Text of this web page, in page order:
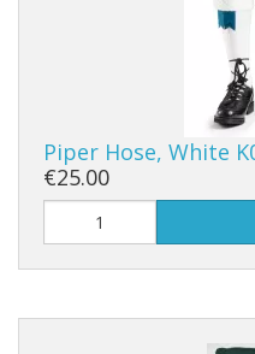
Piper Hose, White
€25.00